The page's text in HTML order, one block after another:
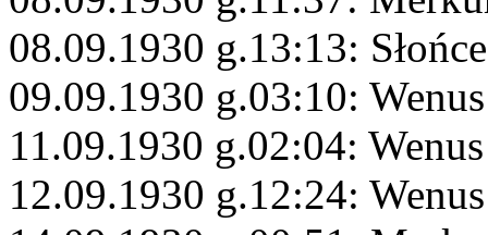
08.09.1930 g.13:13:
09.09.1930 g.03:10:
11.09.1930 g.02:04:
12.09.1930 g.12:24: